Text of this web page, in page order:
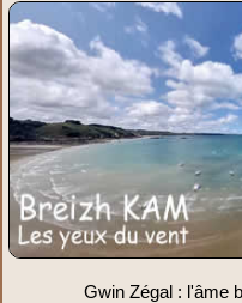
Gwin Zégal : l'âme